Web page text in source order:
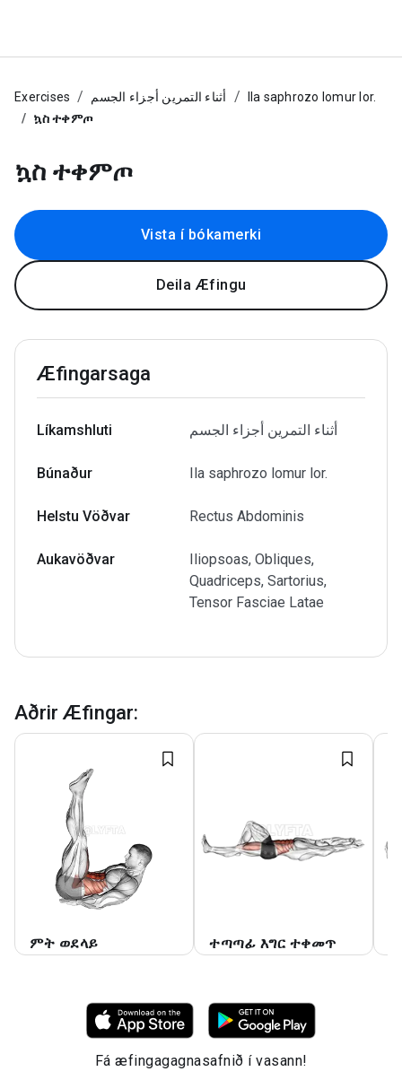
Exercises أثناء التمرين أجزاء الجسم
Ila saphrozo lomur lor.
ኳስ ተቀምጦ
ኳስ ተቀምጦ
Vista í bókamerki
Deila Æfingu
Æfingarsaga
Líkamshluti أثناء التمرين أجزاء الجسم
Búnaður Ila saphrozo lomur lor.
Helstu Vöðvar Rectus Abdominis
Aukavöðvar
Iliopsoas, Obliques,
Quadriceps, Sartorius,
Tensor Fasciae Latae
Aðrir Æfingar:
ምት ወደላይ ተጣጣፊ እግር ተቀመጥ
Fá æfingagagnasafnið í vasann!